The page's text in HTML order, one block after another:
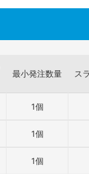
最小発注数量 ス
1個
1個
1個